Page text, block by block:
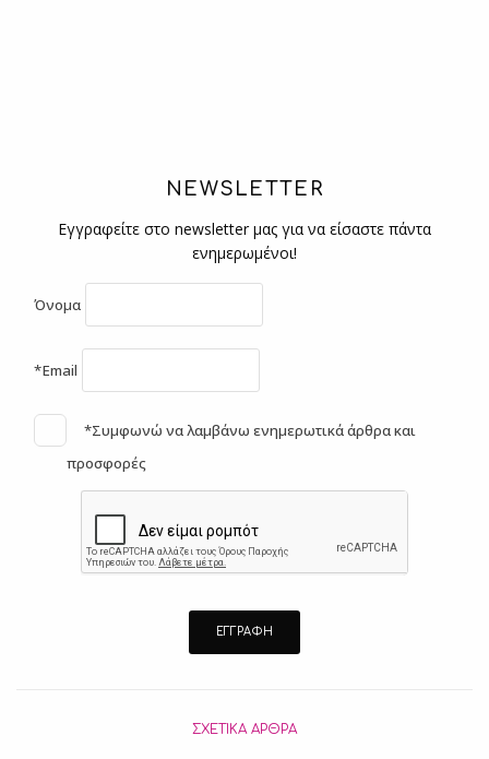
NEWSLETTER
Εγγραφείτε στο newsletter μας για να είσαστε πάντα
ενημερωμένοι!
Όνομα
*Email
*Συμφωνώ να λαμβάνω ενημερωτικά άρθρα και
προσφορές
ΣΧΕΤΙΚΆ ΆΡΘΡΑ